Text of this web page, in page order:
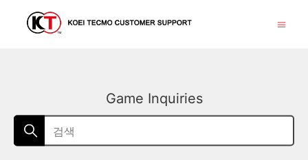
Game Inquiries